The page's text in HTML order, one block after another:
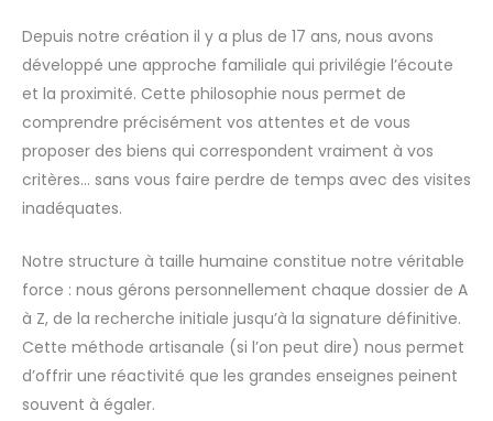
Depuis notre création il y a plus de 17 ans, nous avons
développé une approche familiale qui privilégie l’écoute
et la proximité. Cette philosophie nous permet de
comprendre précisément vos attentes et de vous
proposer des biens qui correspondent vraiment à vos
critères… sans vous faire perdre de temps avec des visites
inadéquates.
Notre structure à taille humaine constitue notre véritable
force : nous gérons personnellement chaque dossier de A
à Z, de la recherche initiale jusqu’à la signature définitive.
Cette méthode artisanale (si l’on peut dire) nous permet
d’offrir une réactivité que les grandes enseignes peinent
souvent à égaler.